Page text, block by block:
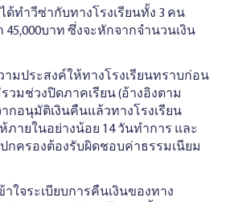
ทําวีซ่ากับทางโรงเรียนทั้ง 3 คน
บาท ซึ่งจะหักจากจํานวนเงิน
ามประสงค์ให้ทางโรงเรียนทราบก่อน
วมช่วงปิดภาคเรียน (อ้างอิงตาม
กอนุมัติเงินคืนแล้วทางโรงเรียน
ภายในอย่างน้อย 14 วันทําการ และ
กครองต้องรับผิดชอบค่าธรรมเนียม
าใจระเบียบการคืนเงินของทาง